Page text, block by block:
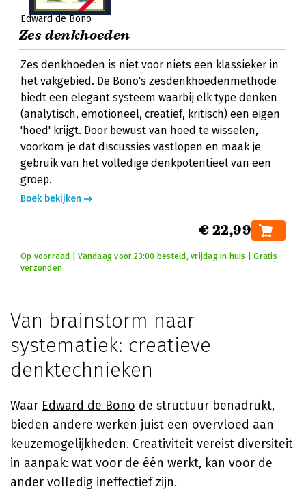
Edward de Bono
Zes denkhoeden
Zes denkhoeden is niet voor niets een klassieker in
het vakgebied. De Bono's zesdenkhoedenmethode
biedt een elegant systeem waarbij elk type denken
(analytisch, emotioneel, creatief, kritisch) een eigen
'hoed' krijgt. Door bewust van hoed te wisselen,
voorkom je dat discussies vastlopen en maak je
gebruik van het volledige denkpotentieel van een
groep.
Boek bekijken
€ 22,99
Op voorraad | Vandaag voor 23:00 besteld, vrijdag in huis | Gratis
verzonden
Van brainstorm naar
systematiek: creatieve
denktechnieken
Waar Edward de Bono de structuur benadrukt,
bieden andere werken juist een overvloed aan
keuzemogelijkheden. Creativiteit vereist diversiteit
in aanpak: wat voor de één werkt, kan voor de
ander volledig ineffectief zijn.